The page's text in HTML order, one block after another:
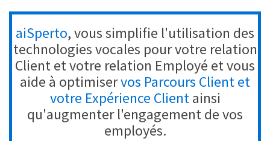
aiSperto, vous simplifie l'utilisation des
technologies vocales pour votre relation
Client et votre relation Employé et vous
aide à optimiservos Parcours Client et
votre Expérience Clientainsi
qu'augmenter l'engagement de vos
employés.